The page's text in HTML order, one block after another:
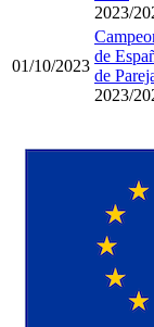
2023/
01/10/2023
de
de
2023/